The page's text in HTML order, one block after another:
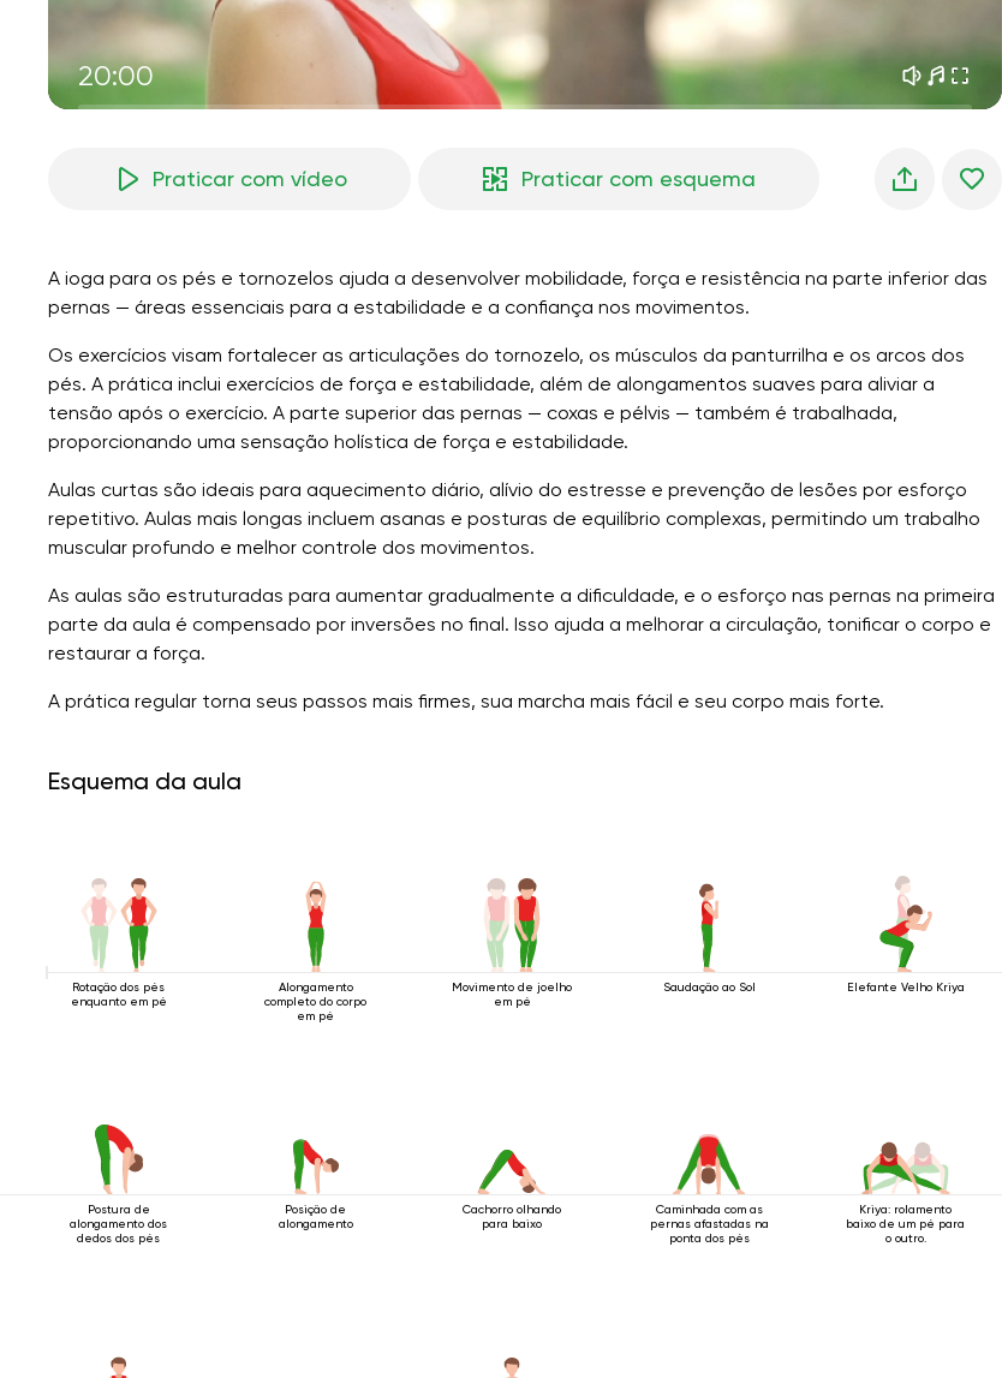
20:00
a voz do vento
floresta da primavera 02:00
Praticar com vídeo Praticar com esquema
A ioga para os pés e tornozelos ajuda a desenvolver mobilidade, força e resistência na parte inferior das
pernas — áreas essenciais para a estabilidade e a confiança nos movimentos.
Os exercícios visam fortalecer as articulações do tornozelo, os músculos da panturrilha e os arcos dos
pés. A prática inclui exercícios de força e estabilidade, além de alongamentos suaves para aliviar a
tensão após o exercício. A parte superior das pernas — coxas e pélvis — também é trabalhada,
proporcionando uma sensação holística de força e estabilidade.
Aulas curtas são ideais para aquecimento diário, alívio do estresse e prevenção de lesões por esforço
repetitivo. Aulas mais longas incluem asanas e posturas de equilíbrio complexas, permitindo um trabalho
muscular profundo e melhor controle dos movimentos.
As aulas são estruturadas para aumentar gradualmente a dificuldade, e o esforço nas pernas na primeira
parte da aula é compensado por inversões no final. Isso ajuda a melhorar a circulação, tonificar o corpo e
restaurar a força.
A prática regular torna seus passos mais firmes, sua marcha mais fácil e seu corpo mais forte.
Esquema da aula
Rotação dos pés
enquanto em pé
Alongamento
completo do corpo
em pé
Movimento de joelho
em pé
Saudação ao Sol Elefante Velho Kriya
Postura de
alongamento dos
dedos dos pés
Posição de
alongamento
Cachorro olhando
para baixo
Caminhada com as
pernas afastadas na
ponta dos pés
Kriya: rolamento
baixo de um pé para
o outro.